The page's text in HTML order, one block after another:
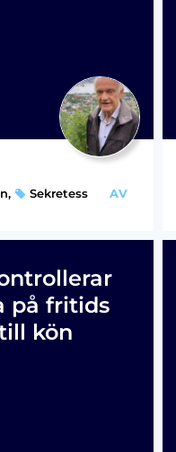
, Sekretess
AV
på fritids
kön